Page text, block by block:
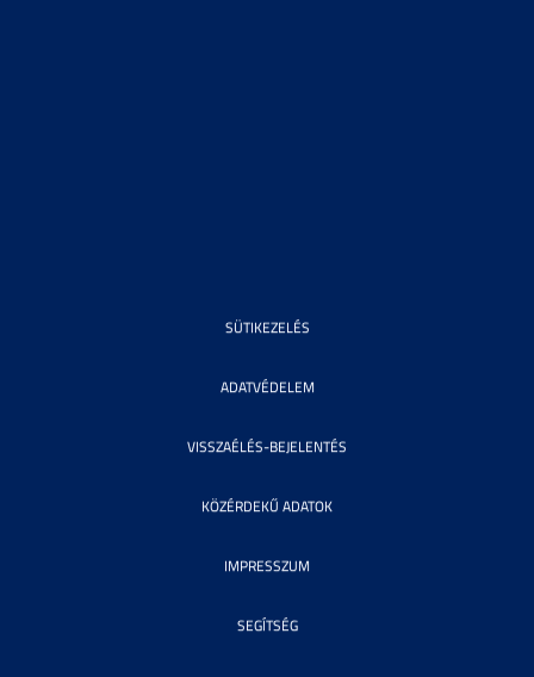
SÜTIKEZELÉS
ADATVÉDELEM
VISSZAÉLÉS-BEJELENTÉS
KÖZÉRDEKŰ ADATOK
IMPRESSZUM
SEGÍTSÉG